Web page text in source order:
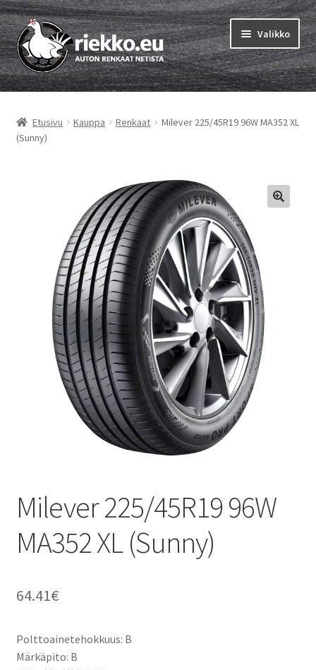
Siirry
navigointiin
Siirry
sisältöön
Valikko
Etusivu
Vinkit & ohjeet
Rengastestit
Etusivu Kauppa Renkaat
Milever 225/45R19 96W MA352 XL
(Sunny)
Milever 225/45R19 96W
MA352 XL (Sunny)
64.41€
Polttoainetehokkuus: B
Märkäpito: B